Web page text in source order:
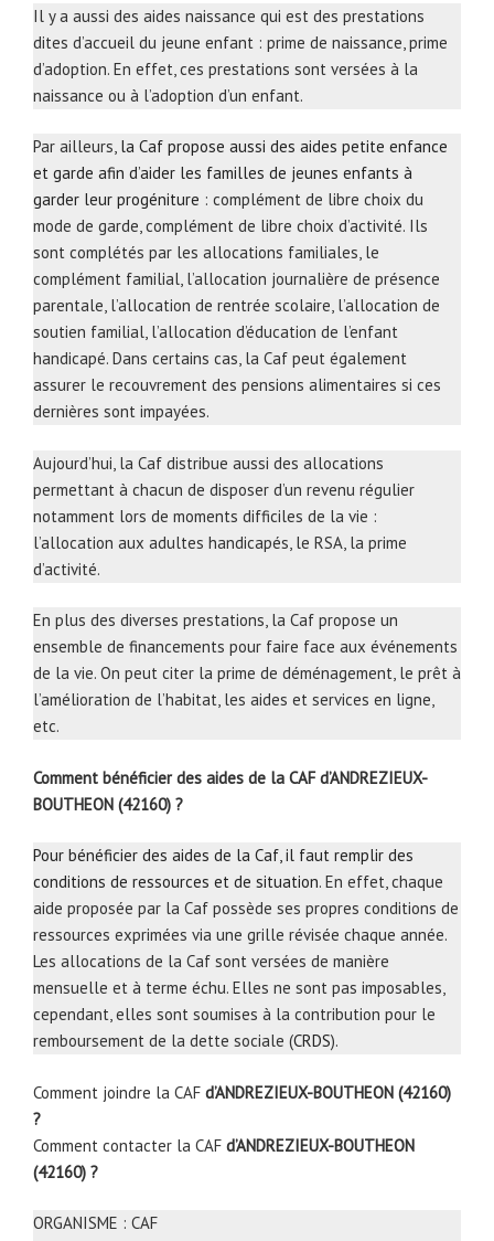
Il y a aussi des aides naissance qui est des prestations
dites d’accueil du jeune enfant : prime de naissance, prime
d’adoption. En effet, ces prestations sont versées à la
naissance ou à l’adoption d’un enfant.
Par ailleurs, la Caf propose aussi des aides petite enfance
et garde afin d’aider les familles de jeunes enfants à
garder leur progéniture : complément de libre choix du
mode de garde, complément de libre choix d’activité. Ils
sont complétés par les allocations familiales, le
complément familial, l’allocation journalière de présence
parentale, l’allocation de rentrée scolaire, l’allocation de
soutien familial, l’allocation d’éducation de l’enfant
handicapé. Dans certains cas, la Caf peut également
assurer le recouvrement des pensions alimentaires si ces
dernières sont impayées.
Aujourd’hui, la Caf distribue aussi des allocations
permettant à chacun de disposer d’un revenu régulier
notamment lors de moments difficiles de la vie :
l’allocation aux adultes handicapés, le RSA, la prime
d’activité.
En plus des diverses prestations, la Caf propose un
ensemble de financements pour faire face aux événements
de la vie. On peut citer la prime de déménagement, le prêt à
l’amélioration de l’habitat, les aides et services en ligne,
etc.
Comment bénéficier des aides de la CAF d’ANDREZIEUX-
BOUTHEON (42160) ?
Pour bénéficier des aides de la Caf, il faut remplir des
conditions de ressources et de situation. En effet, chaque
aide proposée par la Caf possède ses propres conditions de
ressources exprimées via une grille révisée chaque année.
Les allocations de la Caf sont versées de manière
mensuelle et à terme échu. Elles ne sont pas imposables,
cependant, elles sont soumises à la contribution pour le
remboursement de la dette sociale (CRDS).
Comment joindre la CAF d’ANDREZIEUX-BOUTHEON (42160)
?
Comment contacter la CAF d’ANDREZIEUX-BOUTHEON
(42160) ?
ORGANISME : CAF